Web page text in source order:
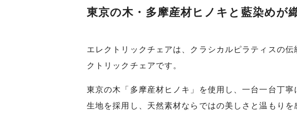
個
東京の木・多摩産材ヒノキと藍染めが
エレクトリックチェアは、クラシカルピラティスの
クトリックチェアです。
東京の木「多摩産材ヒノキ」を使用し、一台一台丁
生地を採用し、天然素材ならではの美しさと温もりを